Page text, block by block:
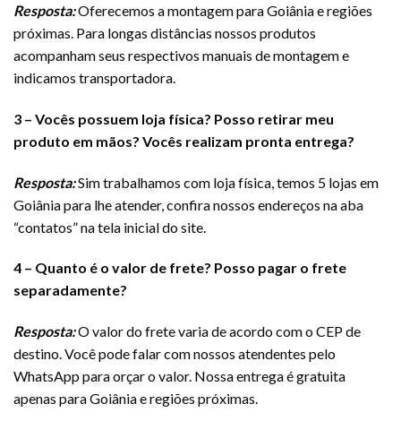
Resposta:Oferecemos a montagem para Goiânia e regiões
próximas. Para longas distâncias nossos produtos
acompanham seus respectivos manuais de montagem e
indicamos transportadora.
3 – Vocês possuem loja física? Posso retirar meu
produto em mãos? Vocês realizam pronta entrega?
Resposta:Sim trabalhamos com loja física, temos 5 lojas em
Goiânia para lhe atender, confira nossos endereços na aba
“contatos” na tela inicial do site.
4 – Quanto é o valor de frete? Posso pagar o frete
separadamente?
Resposta:O valor do frete varia de acordo com o CEP de
destino. Você pode falar com nossos atendentes pelo
WhatsApp para orçar o valor. Nossa entrega é gratuita
apenas para Goiânia e regiões próximas.